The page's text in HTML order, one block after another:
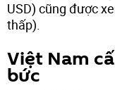
USD) cũng được
thấp).
Việt Nam
bức